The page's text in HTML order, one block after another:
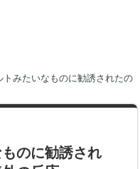
トみたいなものに勧誘されたの
ものに勧誘され